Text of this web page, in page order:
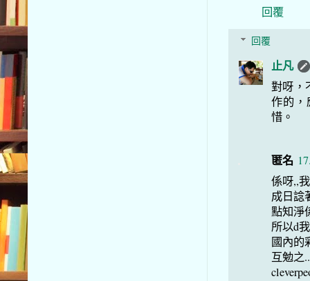
回覆
回覆
止凡
對呀，
作的，
惜。
匿名
係呀,,
成日諗
點知淨
所以d
國內的
互勉之